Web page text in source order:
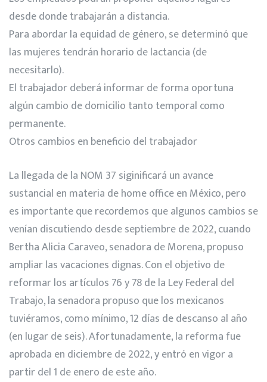
desde donde trabajarán a distancia.
Para abordar la equidad de género, se determinó que
las mujeres tendrán horario de lactancia (de
necesitarlo).
El trabajador deberá informar de forma oportuna
algún cambio de domicilio tanto temporal como
permanente.
Otros cambios en beneficio del trabajador
La llegada de la NOM 37 siginificará un avance
sustancial en materia de home office en México, pero
es importante que recordemos que algunos cambios se
venían discutiendo desde septiembre de 2022, cuando
Bertha Alicia Caraveo, senadora de Morena, propuso
ampliar las vacaciones dignas. Con el objetivo de
reformar los artículos 76 y 78 de la Ley Federal del
Trabajo, la senadora propuso que los mexicanos
tuviéramos, como mínimo, 12 días de descanso al año
(en lugar de seis). Afortunadamente, la reforma fue
aprobada en diciembre de 2022, y entró en vigor a
partir del 1 de enero de este año.